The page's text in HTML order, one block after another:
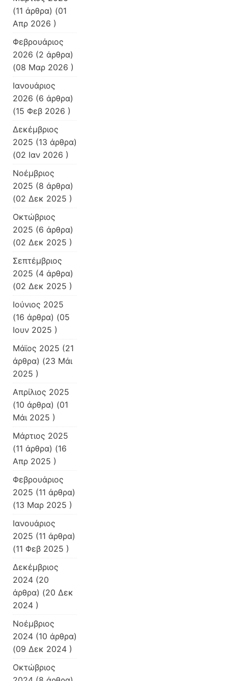
(11 άρθρα) (01
Απρ 2026 )
Φεβρουάριος
2026 (2 άρθρα)
(08 Μαρ 2026 )
Ιανουάριος
2026 (6 άρθρα)
(15 Φεβ 2026 )
Δεκέμβριος
2025 (13 άρθρα)
(02 Ιαν 2026 )
Νοέμβριος
2025 (8 άρθρα)
(02 Δεκ 2025 )
Οκτώβριος
2025 (6 άρθρα)
(02 Δεκ 2025 )
Σεπτέμβριος
2025 (4 άρθρα)
(02 Δεκ 2025 )
Ιούνιος 2025
(16 άρθρα) (05
Ιουν 2025 )
Μάϊος 2025 (21
άρθρα) (23 Μάι
2025 )
Απρίλιος 2025
(10 άρθρα) (01
Μάι 2025 )
Μάρτιος 2025
(11 άρθρα) (16
Απρ 2025 )
Φεβρουάριος
2025 (11 άρθρα)
(13 Μαρ 2025 )
Ιανουάριος
2025 (11 άρθρα)
(11 Φεβ 2025 )
Δεκέμβριος
2024 (20
άρθρα) (20 Δεκ
2024 )
Νοέμβριος
2024 (10 άρθρα)
(09 Δεκ 2024 )
Οκτώβριος